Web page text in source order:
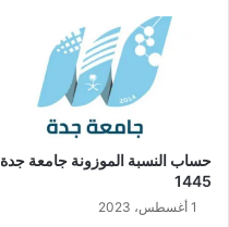
حساب النسبة الموزونة جامعة جدة
1445
1 أغسطس، 2023